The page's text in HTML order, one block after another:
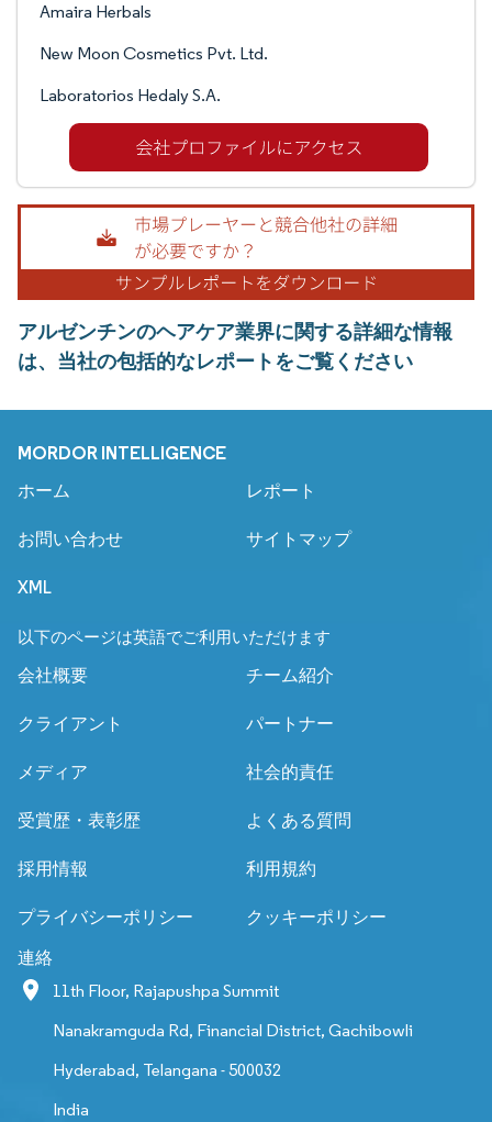
Amaira Herbals
New Moon Cosmetics Pvt. Ltd.
Laboratorios Hedaly S.A.
アルゼンチンのヘアケア業界に関する詳細な情報
は、当社の包括的なレポートをご覧ください
MORDOR INTELLIGENCE
ホーム レポート
お問い合わせ サイトマップ
XML
以下のページは英語でご利用いただけます
会社概要 チーム紹介
クライアント パートナー
メディア 社会的責任
受賞歴・表彰歴 よくある質問
採用情報 利用規約
プライバシーポリシー クッキーポリシー
連絡
11th Floor, Rajapushpa Summit
Nanakramguda Rd, Financial District, Gachibowli
Hyderabad, Telangana - 500032
India